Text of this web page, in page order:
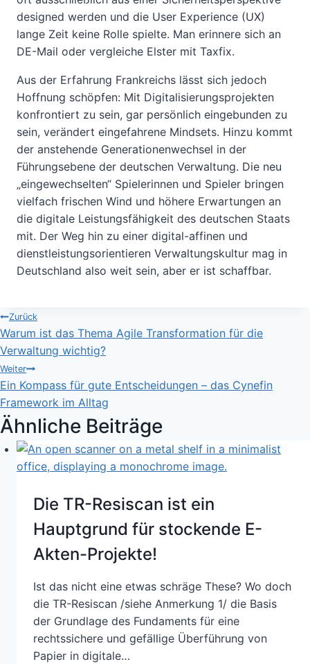
designed werden und die User Experience (UX)
lange Zeit keine Rolle spielte. Man erinnere sich an
DE-Mail oder vergleiche Elster mit Taxfix.
Aus der Erfahrung Frankreichs lässt sich jedoch
Hoffnung schöpfen: Mit Digitalisierungsprojekten
konfrontiert zu sein, gar persönlich eingebunden zu
sein, verändert eingefahrene Mindsets. Hinzu kommt
der anstehende Generationenwechsel in der
Führungsebene der deutschen Verwaltung. Die neu
„eingewechselten“ Spielerinnen und Spieler bringen
vielfach frischen Wind und höhere Erwartungen an
die digitale Leistungsfähigkeit des deutschen Staats
mit. Der Weg hin zu einer digital-affinen und
dienstleistungsorientieren Verwaltungskultur mag in
Deutschland also weit sein, aber er ist schaffbar.
Beitragsnavigation
Zurück
Warum ist das Thema Agile Transformation für die
Verwaltung wichtig?
Weiter
Ein Kompass für gute Entscheidungen – das Cynefin
Framework im Alltag
Ähnliche Beiträge
Die TR-Resiscan ist ein
Hauptgrund für stockende E-
Akten-Projekte!
Ist das nicht eine etwas schräge These? Wo doch
die TR-Resiscan /siehe Anmerkung 1/ die Basis
der Grundlage des Fundaments für eine
rechtssichere und gefällige Überführung von
Papier in digitale…